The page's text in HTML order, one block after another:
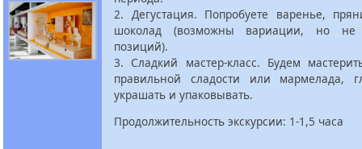
2. Дегустация. Попробуете варенье,
шоколад (возможны вариации, но не
позиций).
3. Сладкий мастер-класс. Будем
правильной сладости или мармелада,
украшать и упаковывать.
Продолжительность экскурсии: 1-1,5 часа